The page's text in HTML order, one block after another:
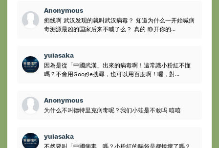
Anonymous
痴线啊 武汉发现的就叫武汉病毒？ 知道为什么一开始喊病
毒溯源最凶的国家后来不喊了么？ 真的 睁开你的...
yuiasaka
因為是從「中國武漢」出來的病毒啊！這常識小粉紅不懂
嗎？不會用Google搜尋，也可以用百度啊！喔，對...
Anonymous
为什么不叫德特里克病毒呢？我们小蛙是不敢吗 嘻嘻
yuiasaka
不然要叫「中國病毒」嗎？小粉紅的腦袋是都燒壞了嗎？